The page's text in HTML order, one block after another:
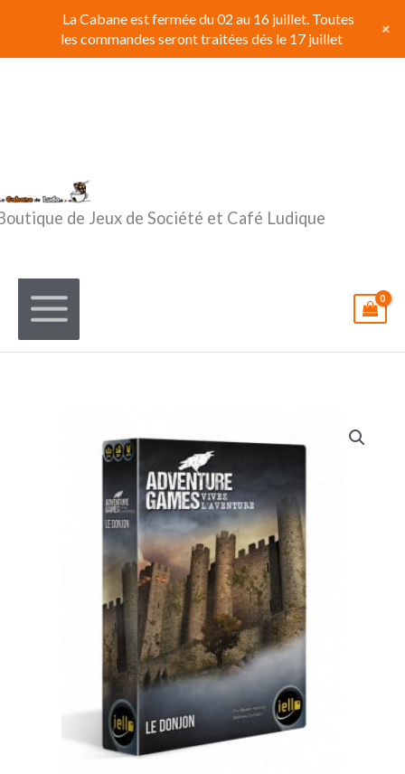
contenu
de Jeux de Société et Café Ludique
La Cabane est fermée du 02 au 16 juillet. Toutes
les commandes seront traitées dés le 17 juillet
+